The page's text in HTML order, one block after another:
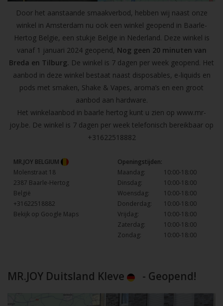
Door het aanstaande smaakverbod, hebben wij naast onze
winkel in Amsterdam nu ook een winkel geopend in Baarle-
Hertog Belgie, een stukje Belgie in Nederland. Deze winkel is
vanaf 1 januari 2024 geopend, Nog geen 20 minuten van
Breda en Tilburg. De winkel is 7 dagen per week geopend. Het
aanbod in deze winkel bestaat naast disposables, e-liquids en
pods met smaken, Shake & Vapes, aroma’s en een groot
aanbod aan hardware.
Het winkelaanbod in baarle hertog kunt u zien op www.mr-
joy.be. De winkel is 7 dagen per week telefonisch bereikbaar op
+31622518882
MR.JOY BELGIUM
Molenstraat 18
2387 Baarle-Hertog
België
+31622518882
Bekijk op Google Maps
Openingstijden:
Maandag:
10:00-18:00
Dinsdag:
10:00-18:00
Woensdag:
10:00-18:00
Donderdag:
10:00-18:00
Vrijdag:
10:00-18:00
Zaterdag:
10:00-18:00
Zondag:
10:00-18:00
MR.JOY Duitsland Kleve - Geopend!